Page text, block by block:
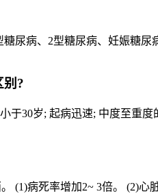
尿病、2型糖尿病、妊娠糖
别?
于30岁; 起病迅速; 中度至重
(1)病死率增加2~ 3倍。 (2)心